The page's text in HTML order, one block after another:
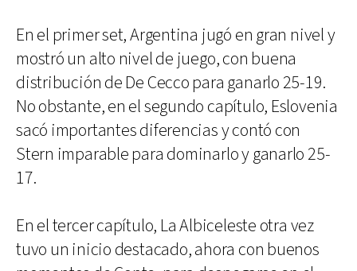
En el primer set, Argentina jugó en gran nivel y
mostró un alto nivel de juego, con buena
distribución de De Cecco para ganarlo 25-19.
No obstante, en el segundo capítulo, Eslovenia
sacó importantes diferencias y contó con
Stern imparable para dominarlo y ganarlo 25-
17.
En el tercer capítulo, La Albiceleste otra vez
tuvo un inicio destacado, ahora con buenos